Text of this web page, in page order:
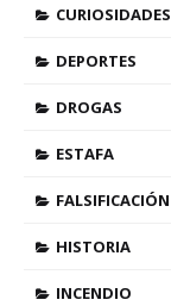
CURIOSIDADES
DEPORTES
DROGAS
ESTAFA
FALSIFICACIÓN
HISTORIA
INCENDIO